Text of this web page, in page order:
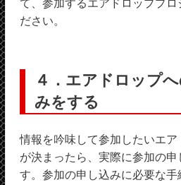
て、参加するエアドロッププロ
ださい。
４．エアドロップ
みをする
情報を吟味して参加したいエア
が決まったら、実際に参加の申
す。参加の申し込みに必要な